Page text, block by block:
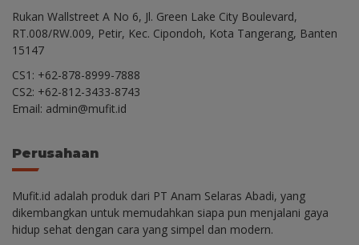
Rukan Wallstreet A No 6, Jl. Green Lake City Boulevard,
RT.008/RW.009, Petir, Kec. Cipondoh, Kota Tangerang, Banten
15147
CS1: +62-878-8999-7888
CS2: +62-812-3433-8743
Email: admin@mufit.id
Perusahaan
Mufit.id adalah produk dari PT Anam Selaras Abadi, yang
dikembangkan untuk memudahkan siapa pun menjalani gaya
hidup sehat dengan cara yang simpel dan modern.